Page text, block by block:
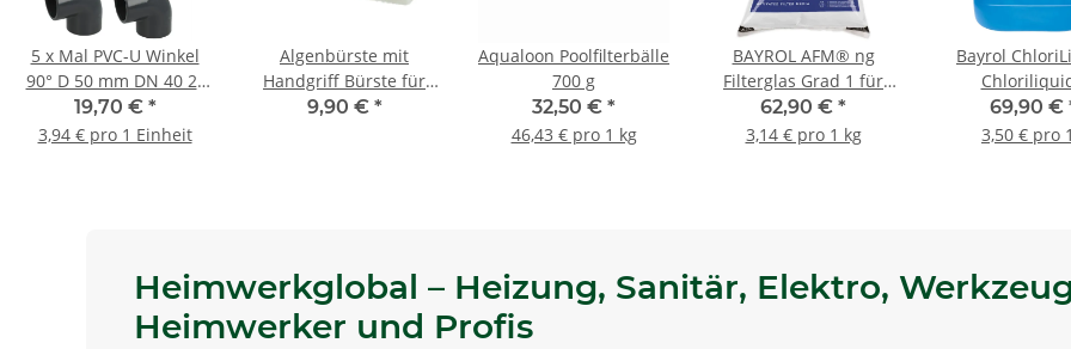
5 x Mal PVC-U Winkel
90° D 50 mm DN 40 2"
Klebemuffe Pool Hahn
Schwimmbad
19,70 € *
3,94 € pro 1 Einheit
Algenbürste mit
Handgriff Bürste für
Schwimmbecken Pool
9,90 € *
Aqualoon Poolfilterbälle
700 g
32,50 € *
46,43 € pro 1 kg
BAYROL AFM® ng
Filterglas Grad 1 für
Poolfilteranlagen
Körnung 0,4 -0,8mm 21
62,90 € *
3,14 € pro 1 kg
Bayrol
Flüssigchlor
69,90 €
3,50 € pro
Heimwerkglobal – Heizung, Sanitär, Elektro,
Heimwerker und Profis